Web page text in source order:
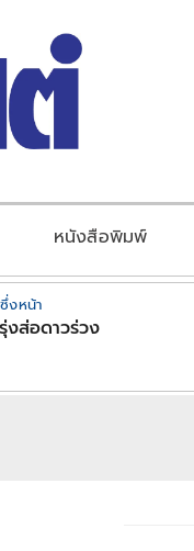
หนังสือพิมพ์
งหน้า
งส่อดาวร่วง